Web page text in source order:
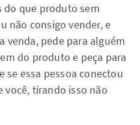
que produto sem
não consigo vender, e
venda, pede para alguém
do produto e peça para
se essa pessoa conectou
você, tirando isso não